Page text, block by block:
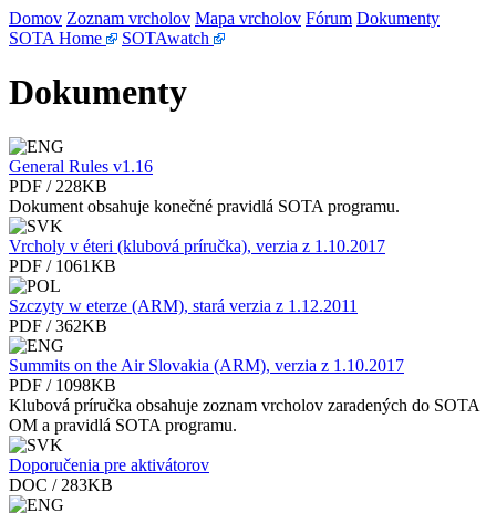
Domov Zoznam vrcholov Mapa vrcholov Fórum Dokumenty
SOTA Home
SOTAwatch
Dokumenty
General Rules v1.16
PDF / 228KB
Dokument obsahuje konečné pravidlá SOTA programu.
Vrcholy v éteri (klubová príručka), verzia z 1.10.2017
PDF / 1061KB
Szczyty w eterze (ARM), stará verzia z 1.12.2011
PDF / 362KB
Summits on the Air Slovakia (ARM), verzia z 1.10.2017
PDF / 1098KB
Klubová príručka obsahuje zoznam vrcholov zaradených do SOTA
OM a pravidlá SOTA programu.
Doporučenia pre aktivátorov
DOC / 283KB